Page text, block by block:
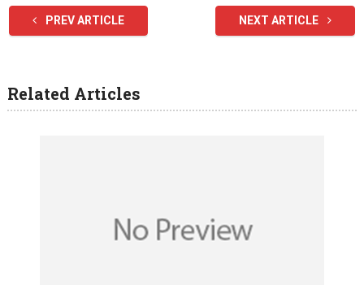
PREV ARTICLE NEXT ARTICLE
Related Articles